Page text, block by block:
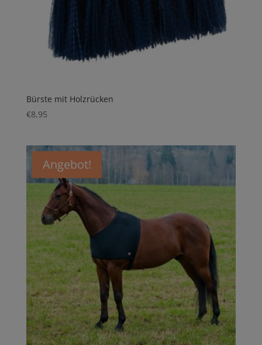
Bürste mit Holzrücken
€8,95
Angebot!